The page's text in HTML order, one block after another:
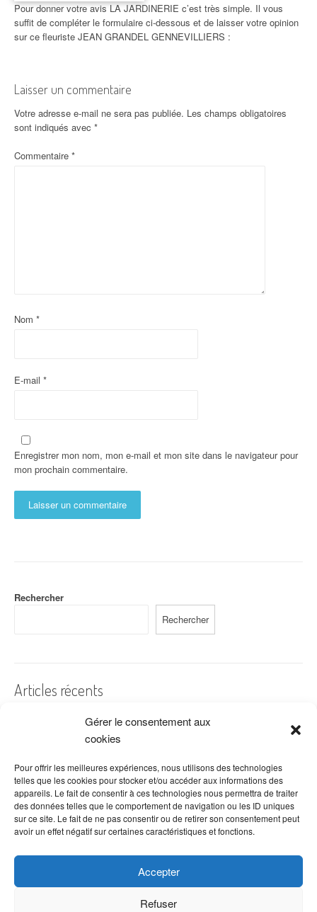
Gérer le consentement aux
cookies
Pour offrir les meilleures expériences, nous utilisons des technologies
telles que les cookies pour stocker et/ou accéder aux informations des
appareils. Le fait de consentir à ces technologies nous permettra de traiter
des données telles que le comportement de navigation ou les ID uniques
sur ce site. Le fait de ne pas consentir ou de retirer son consentement peut
avoir un effet négatif sur certaines caractéristiques et fonctions.
Accepter
Refuser
Pour donner votre avis LA JARDINERIE c’est très simple. Il vous
suffit de compléter le formulaire ci-dessous et de laisser votre opinion
sur ce fleuriste JEAN GRANDEL GENNEVILLIERS :
Laisser un commentaire
Votre adresse e-mail ne sera pas publiée. Les champs obligatoires
sont indiqués avec *
Commentaire *
Nom *
E-mail *
Enregistrer mon nom, mon e-mail et mon site dans le navigateur pour
mon prochain commentaire.
Rechercher
Rechercher
Articles récents
A quelles dates de l’année offre-t-on des fleurs ?
Les fleurs préférées des Français
Combien de fois arroser un cactus ?
Quelles fleurs offrir pour la fête des mères ?
Idées de décoration avec fleurs séchées